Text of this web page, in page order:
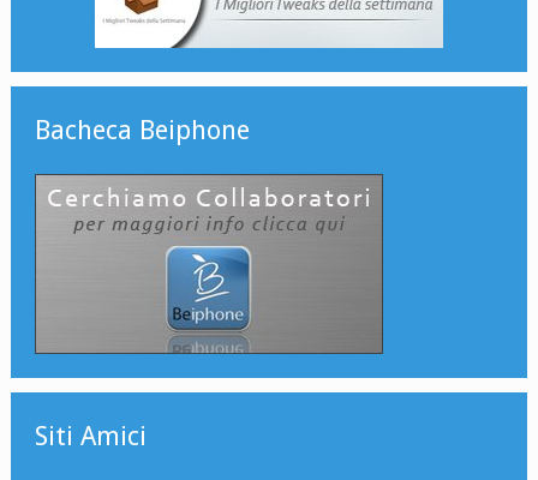
Bacheca Beiphone
Siti Amici